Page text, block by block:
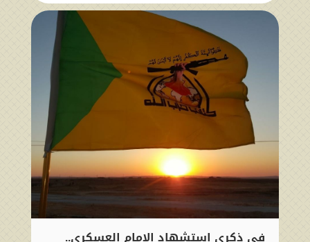
في ذكرى استشهاد الإمام العسكري..